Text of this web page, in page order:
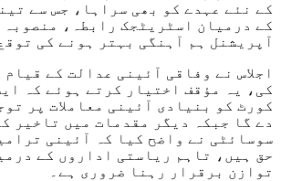
کے نئے عہدے کو بھی سراہا، جس سے
کے درمیان اسٹریٹجک رابطہ، منصوبہ
آپریشنل ہم آہنگی بہتر ہونے کی
اجلاس نے وفاقی آئینی عدالت کے
کی، یہ مؤقف اختیار کرتے ہوئے کہ
کورٹ کو بنیادی آئینی معاملات پر
دے گا جبکہ دیگر مقدمات میں تاخیر
سوسائٹی نے واضح کیا کہ آئینی
حق ہیں، تاہم ریاستی اداروں کے
توازن برقرار رہنا ضروری ہے۔